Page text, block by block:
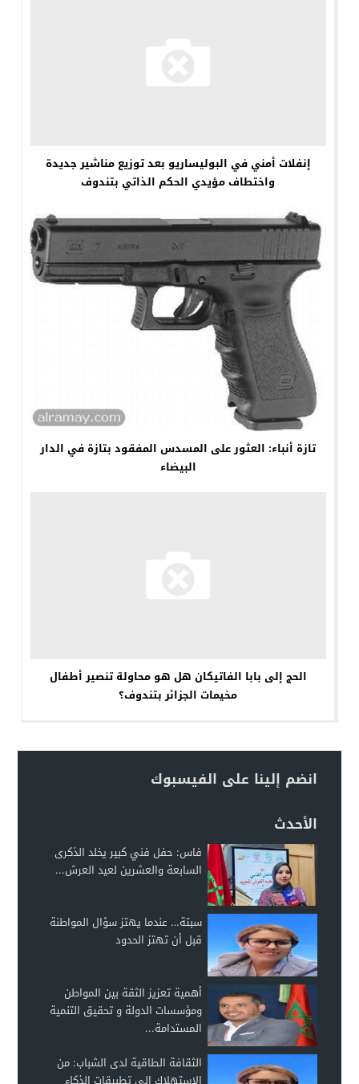
إنفلات أمني في البوليساريو بعد توزيع مناشير جديدة
واختطاف مؤيدي الحكم الذاتي بتندوف
تازة أنباء: العثور على المسدس المفقود بتازة في الدار
البيضاء
الحج إلى بابا الفاتيكان هل هو محاولة تنصير أطفال
مخيمات الجزائر بتندوف؟
انضم إلينا على الفيسبوك
الأحدث
فاس: حفل فني كبير يخلد الذكرى
السابعة والعشرين لعيد العرش...
سبتة… عندما يهتز سؤال المواطنة
قبل أن تهتز الحدود
أهمية تعزيز الثقة بين المواطن
ومؤسسات الدولة و تحقيق التنمية
المستدامة...
الثقافة الطاقية لدى الشباب: من